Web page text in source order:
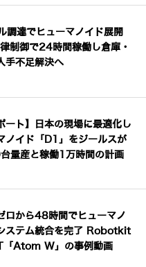
調達でヒューマノイド展開
制御で24時間稼働し倉庫・
手不足解決へ
ート】日本の現場に最適化し
ノイド「D1」をジールスが
量産と稼働1万時間の計画
ロから48時間でヒューマノ
ステム統合を完了 Robotkit
「Atom W」の事例動画